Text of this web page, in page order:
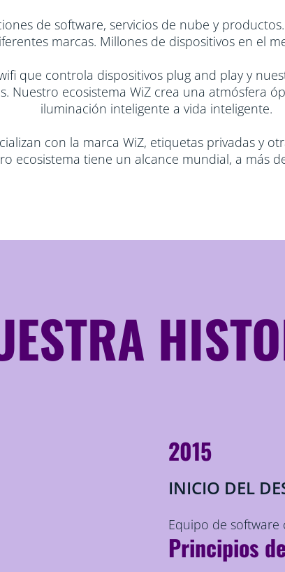
de software, servicios de nube y
marcas. Millones de dispositivos en el
que controla dispositivos plug and play y
Nuestro ecosistema WiZ crea una atmósfera
iluminación inteligente a vida inteligente.
con la marca WiZ, etiquetas privadas y
ecosistema tiene un alcance mundial, a más
2015
INICIO DEL
Equipo de software
Principios